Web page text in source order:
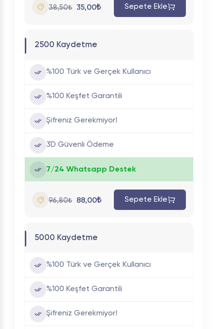
38,50₺ 35,00₺ Sepete Ekle
2500 Kaydetme
%100 Türk ve Gerçek Kullanıcı
%100 Keşfet Garantili
Şifreniz Gerekmiyor!
3D Güvenli Ödeme
7/24 Whatsapp Destek
96,80₺ 88,00₺ Sepete Ekle
5000 Kaydetme
%100 Türk ve Gerçek Kullanıcı
%100 Keşfet Garantili
Şifreniz Gerekmiyor!